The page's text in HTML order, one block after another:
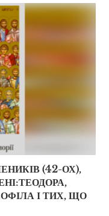
(42-ОХ),
І ТИХ, ЩО